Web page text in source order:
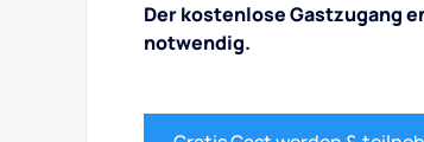
Der kostenlose Gastzugang
notwendig.